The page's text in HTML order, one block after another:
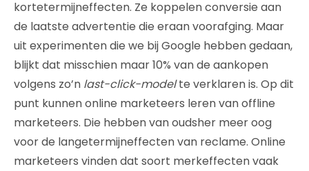
kortetermijneffecten. Ze koppelen conversie aan
de laatste advertentie die eraan voorafging. Maar
uit experimenten die we bij Google hebben gedaan,
blijkt dat misschien maar 10% van de aankopen
volgens zo’n last-click-modelte verklaren is. Op dit
punt kunnen online marketeers leren van offline
marketeers. Die hebben van oudsher meer oog
voor de langetermijneffecten van reclame. Online
marketeers vinden dat soort merkeffecten vaak